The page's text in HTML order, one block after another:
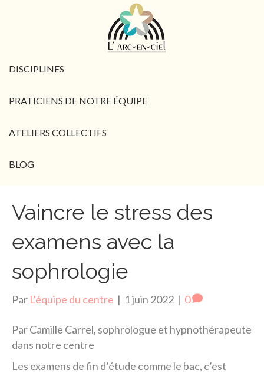
DISCIPLINES
PRATICIENS DE NOTRE ÉQUIPE
ATELIERS COLLECTIFS
BLOG
Vaincre le stress des
examens avec la
sophrologie
Par L'équipe du centre | 1 juin 2022 | 0
Par Camille Carrel, sophrologue et hypnothérapeute
dans notre centre
Les examens de fin d’étude comme le bac, c’est